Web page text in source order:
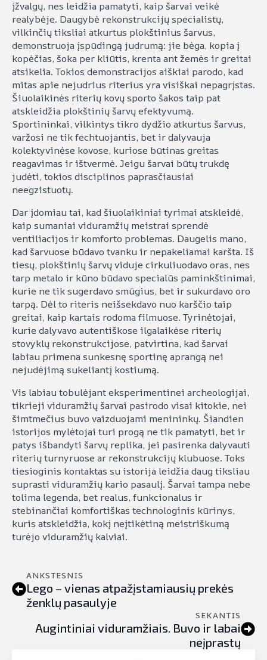
įžvalgų, nes leidžia pamatyti, kaip šarvai veikė
realybėje. Daugybė rekonstrukcijų specialistų,
vilkinčių tiksliai atkurtus plokštinius šarvus,
demonstruoja įspūdingą judrumą: jie bėga, kopia į
kopėčias, šoka per kliūtis, krenta ant žemės ir greitai
atsikelia. Tokios demonstracijos aiškiai parodo, kad
mitas apie nejudrius riterius yra visiškai nepagrįstas.
Šiuolaikinės riterių kovų sporto šakos taip pat
atskleidžia plokštinių šarvų efektyvumą.
Sportininkai, vilkintys tikro dydžio atkurtus šarvus,
varžosi ne tik fechtuojantis, bet ir dalyvauja
kolektyvinėse kovose, kuriose būtinas greitas
reagavimas ir ištvermė. Jeigu šarvai būtų trukdę
judėti, tokios disciplinos paprasčiausiai
neegzistuotų.
Dar įdomiau tai, kad šiuolaikiniai tyrimai atskleidė,
kaip sumaniai viduramžių meistrai sprendė
ventiliacijos ir komforto problemas. Daugelis mano,
kad šarvuose būdavo tvanku ir nepakeliamai karšta. Iš
tiesų, plokštinių šarvų viduje cirkuliuodavo oras, nes
tarp metalo ir kūno būdavo specialūs paminkštinimai,
kurie ne tik sugerdavo smūgius, bet ir sukurdavo oro
tarpą. Dėl to riteris neišsekdavo nuo karščio taip
greitai, kaip kartais rodoma filmuose. Tyrinėtojai,
kurie dalyvavo autentiškose ilgalaikėse riterių
stovyklų rekonstrukcijose, patvirtina, kad šarvai
labiau primena sunkesnę sportinę aprangą nei
nejudėjimą sukeliantį kostiumą.
Vis labiau tobulėjant eksperimentinei archeologijai,
tikrieji viduramžių šarvai pasirodo visai kitokie, nei
šimtmečius buvo vaizduojami menininkų. Šiandien
istorijos mylėtojai turi progą ne tik pamatyti, bet ir
patys išbandyti šarvų replika, jei pasirenka dalyvauti
riterių turnyruose ar rekonstrukcijų klubuose. Toks
tiesioginis kontaktas su istorija leidžia daug tiksliau
suprasti viduramžių kario pasaulį. Šarvai tampa nebe
tolima legenda, bet realus, funkcionalus ir
stebinančiai komfortiškas technologinis kūrinys,
kuris atskleidžia, kokį neįtikėtiną meistriškumą
turėjo viduramžių kalviai.
ANKSTESNIS
Lego – vienas atpažįstamiausių prekės
ženklų pasaulyje
SEKANTIS
Augintiniai viduramžiais. Buvo ir labai
neįprastų